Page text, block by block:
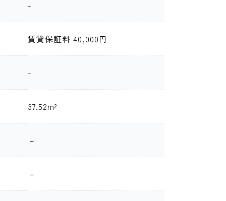
-
賃貸保証料 40,000円
-
37.52m²
－
－